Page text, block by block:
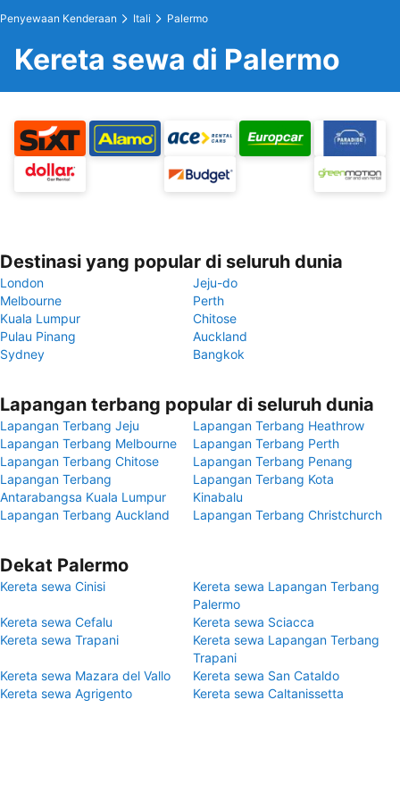
Penyewaan Kenderaan Itali Palermo
Kereta sewa di Palermo
Destinasi yang popular di seluruh dunia
London
Jeju-do
Melbourne
Perth
Kuala Lumpur
Chitose
Pulau Pinang
Auckland
Sydney
Bangkok
Lapangan terbang popular di seluruh dunia
Lapangan Terbang Jeju
Lapangan Terbang Heathrow
Lapangan Terbang Melbourne
Lapangan Terbang Perth
Lapangan Terbang Chitose
Lapangan Terbang Penang
Lapangan Terbang
Antarabangsa Kuala Lumpur
Lapangan Terbang Kota
Kinabalu
Lapangan Terbang Auckland
Lapangan Terbang Christchurch
Dekat Palermo
Kereta sewa Cinisi
Kereta sewa Lapangan Terbang
Palermo
Kereta sewa Cefalu
Kereta sewa Sciacca
Kereta sewa Trapani
Kereta sewa Lapangan Terbang
Trapani
Kereta sewa Mazara del Vallo
Kereta sewa San Cataldo
Kereta sewa Agrigento
Kereta sewa Caltanissetta